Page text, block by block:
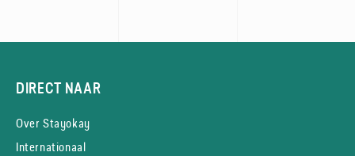
DIRECT NAAR
Over Stayokay
Internationaal